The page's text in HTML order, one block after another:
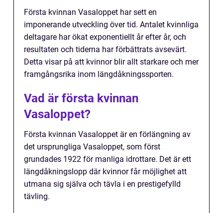
Första kvinnan Vasaloppet har sett en
imponerande utveckling över tid. Antalet kvinnliga
deltagare har ökat exponentiellt år efter år, och
resultaten och tiderna har förbättrats avsevärt.
Detta visar på att kvinnor blir allt starkare och mer
framgångsrika inom längdåkningssporten.
Vad är första kvinnan
Vasaloppet?
Första kvinnan Vasaloppet är en förlängning av
det ursprungliga Vasaloppet, som först
grundades 1922 för manliga idrottare. Det är ett
längdåkningslopp där kvinnor får möjlighet att
utmana sig själva och tävla i en prestigefylld
tävling.